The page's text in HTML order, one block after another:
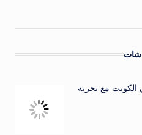
مع تجربة